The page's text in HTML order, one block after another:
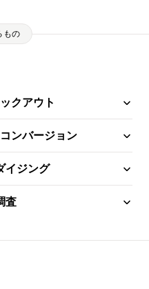
もの
クアウト
ンバージョン
イジング
査